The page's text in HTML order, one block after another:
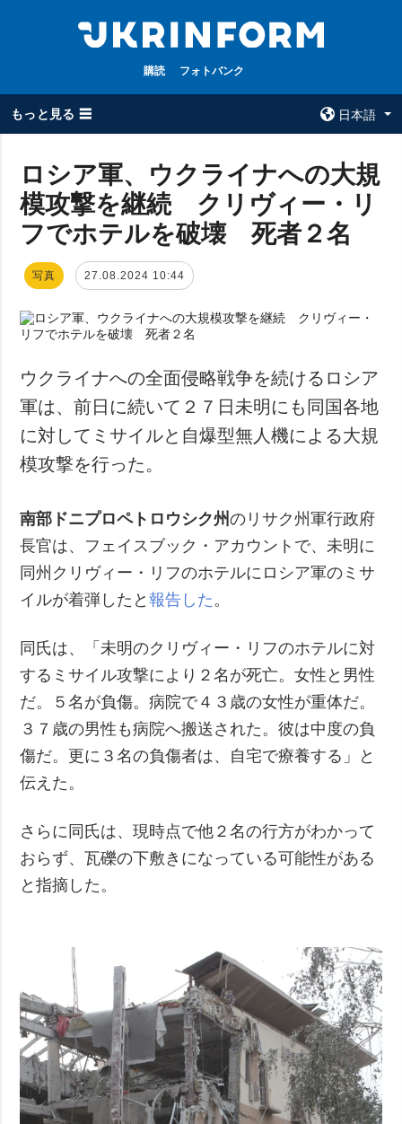
購読 フォトバンク
もっと見る ☰
日本語
全てのトピック
戦争
政治
経済・復興
防衛
社会・文化
スポーツ
犯罪
事故・緊急事態
ウクルインフォ
ルム
ウクルインフォル
特集
インタビュー
写真
動画
購読
フォトバンク
ロシア軍、ウクライナへの大規
模攻撃を継続 クリヴィー・リ
フでホテルを破壊 死者２名
写真 27.08.2024 10:44
ウクライナへの全面侵略戦争を続けるロシア
軍は、前日に続いて２７日未明にも同国各地
に対してミサイルと自爆型無人機による大規
模攻撃を行った。
南部ドニプロペトロウシク州のリサク州軍行政府
長官は、フェイスブック・アカウントで、未明に
同州クリヴィー・リフのホテルにロシア軍のミサ
イルが着弾したと報告した 。
同氏は、「未明のクリヴィー・リフのホテルに対
するミサイル攻撃により２名が死亡。女性と男性
だ。５名が負傷。病院で４３歳の女性が重体だ。
３７歳の男性も病院へ搬送された。彼は中度の負
傷だ。更に３名の負傷者は、自宅で療養する」と
伝えた。
さらに同氏は、現時点で他２名の行方がわかって
おらず、瓦礫の下敷きになっている可能性がある
と指摘した。